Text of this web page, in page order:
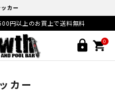
ッカー
円以上のお買上で送料無料
0
カー